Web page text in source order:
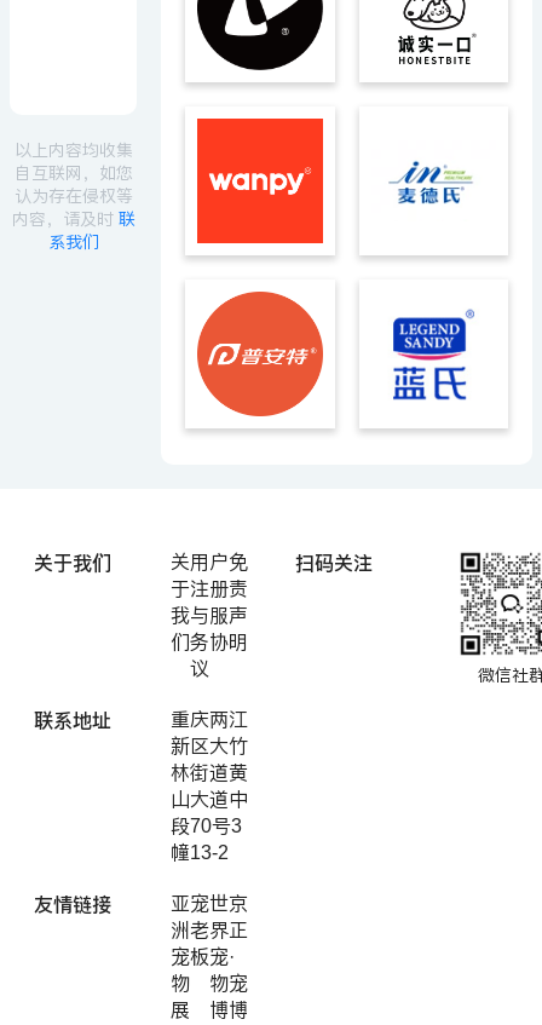
林
以上内容均收集
自互联网，如您
认为存在侵权等
内容，请及时 联
系我们
关于我们
关
于
我
们
用户
注册
与服
务协
议
免
责
声
明
联系地址
重庆两江
新区大竹
林街道黄
山大道中
段70号3
幢13-2
友情链接
亚
洲
宠
物
展
宠
老
板
世
界
宠
物
博
京
正
·
宠
博
扫码关注
微信社